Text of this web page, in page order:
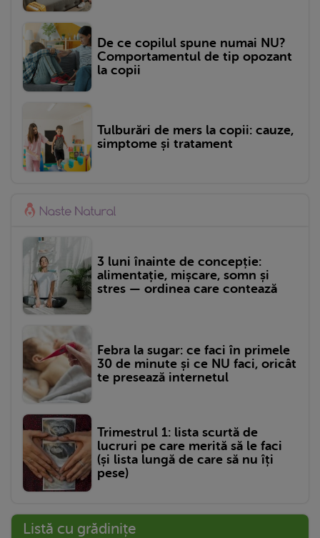
De ce copilul spune numai NU?
Comportamentul de tip opozant
la copii
Tulburări de mers la copii: cauze,
simptome și tratament
3 luni înainte de concepție:
alimentație, mișcare, somn și
stres — ordinea care contează
Febra la sugar: ce faci în primele
30 de minute și ce NU faci, oricât
te presează internetul
Trimestrul 1: lista scurtă de
lucruri pe care merită să le faci
(și lista lungă de care să nu îți
pese)
Listă cu grădinițe